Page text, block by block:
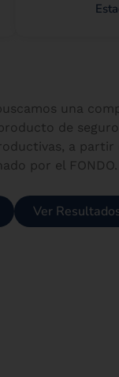
una
de
a
por el FONDO.
Ver